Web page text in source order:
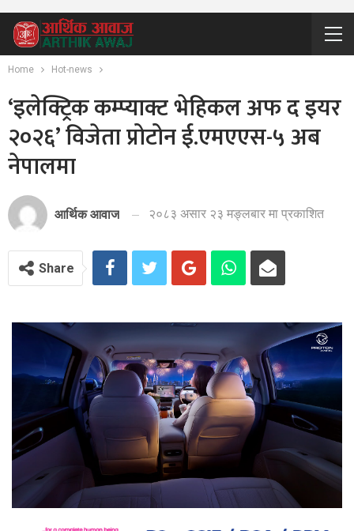
Home Hot-news
‘इलेक्ट्रिक कम्प्याक्ट भेहिकल अफ द इयर
२०२६’ विजेता प्रोटोन ई.एमएएस-५ अब
नेपालमा
आर्थिक आवाज २०८३ असार २३ मङ्लबार मा प्रकाशित
Share